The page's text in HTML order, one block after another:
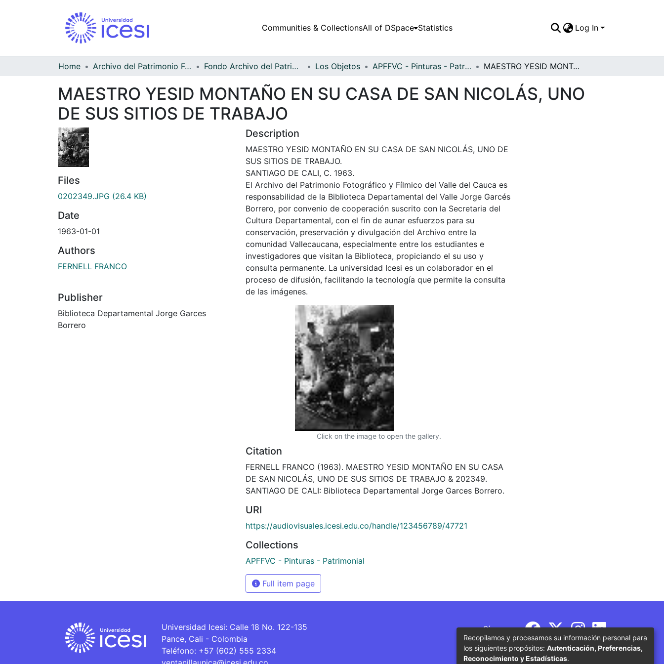
Communities & CollectionsAll of DSpace Statistics Log In
Home Archivo del Patrimonio Fotográfico y Fílmico del Valle del Cauca Fondo Archivo del Patrimonio Fotográfico y Fílmico del Valle del Cauca Los Objetos APFFVC - Pinturas - Patrimonial MAESTRO YESID MONTAÑO EN SU CASA DE SAN NICOLÁS, UNO DE SUS SITIOS DE TRABAJO
MAESTRO YESID MONTAÑO EN SU CASA DE SAN NICOLÁS, UNO
DE SUS SITIOS DE TRABAJO
Files
0202349.JPG (26.4 KB)
Date
1963-01-01
Authors
FERNELL FRANCO
Publisher
Biblioteca Departamental Jorge Garces
Borrero
Description
MAESTRO YESID MONTAÑO EN SU CASA DE SAN NICOLÁS, UNO DE
SUS SITIOS DE TRABAJO.
SANTIAGO DE CALI, C. 1963.
El Archivo del Patrimonio Fotográfico y Fílmico del Valle del Cauca es
responsabilidad de la Biblioteca Departamental del Valle Jorge Garcés
Borrero, por convenio de cooperación suscrito con la Secretaria del
Cultura Departamental, con el fin de aunar esfuerzos para su
conservación, preservación y divulgación del Archivo entre la
comunidad Vallecaucana, especialmente entre los estudiantes e
investigadores que visitan la Biblioteca, propiciando el su uso y
consulta permanente. La universidad Icesi es un colaborador en el
proceso de difusión, facilitando la tecnología que permite la consulta
de las imágenes.
Click on the image to open the gallery.
Citation
FERNELL FRANCO (1963). MAESTRO YESID MONTAÑO EN SU CASA
DE SAN NICOLÁS, UNO DE SUS SITIOS DE TRABAJO & 202349.
SANTIAGO DE CALI: Biblioteca Departamental Jorge Garces Borrero.
URI
https://audiovisuales.icesi.edu.co/handle/123456789/47721
Collections
APFFVC - Pinturas - Patrimonial
Full item page
Universidad Icesi: Calle 18 No. 122-135
Pance, Cali - Colombia
Teléfono: +57 (602) 555 2334
Síguenos
Recopilamos y procesamos su información personal para
los siguientes propósitos: Autenticación, Preferencias,
Reconocimiento y Estadísticas.